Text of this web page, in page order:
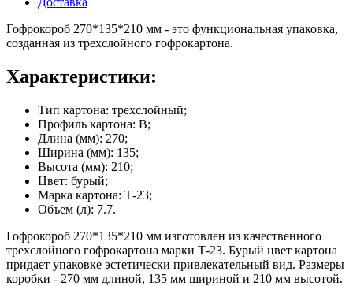
Гофрокороб 270*135*210 мм - это функциональная упаковка,
созданная из трехслойного гофрокартона.
Характеристики:
Тип картона: трехслойный;
Профиль картона: В;
Длина (мм): 270;
Ширина (мм): 135;
Высота (мм): 210;
Цвет: бурый;
Марка картона: Т-23;
Объем (л): 7.7.
Гофрокороб 270*135*210 мм изготовлен из качественного
трехслойного гофрокартона марки Т-23. Бурый цвет картона
придает упаковке эстетически привлекательный вид. Размеры
коробки - 270 мм длиной, 135 мм шириной и 210 мм высотой.